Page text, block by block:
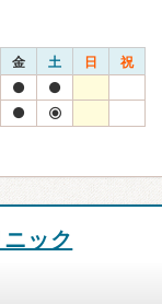
金 土 日 祝
ック